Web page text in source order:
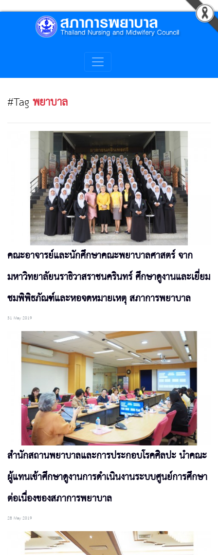
#Tagพยาบาล
คณะอาจารย์และนักศึกษาคณะพยาบาลศาสตร์ จาก
มหาวิทยาลัยนราธิวาสราชนครินทร์ ศึกษาดูงานและเยี่ยม
ชมพิพิธภัณฑ์และหอจดหมายเหตุ สภาการพยาบาล
31 May 2019
สำนักสถานพยาบาลและการประกอบโรคศิลปะ นำคณะ
ผู้แทนเข้าศึกษาดูงานการดำเนินงานระบบศูนย์การศึกษา
ต่อเนื่องของสภาการพยาบาล
28 May 2019